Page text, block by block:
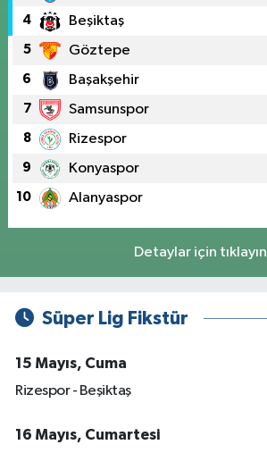
4 Beşiktaş
5 Göztepe
6 Başakşehir
7 Samsunspor
8 Rizespor
9 Konyaspor
10 Alanyaspor
Detaylar için tıklayın
Süper Lig Fikstür
15 Mayıs, Cuma
Rizespor - Beşiktaş
16 Mayıs, Cumartesi